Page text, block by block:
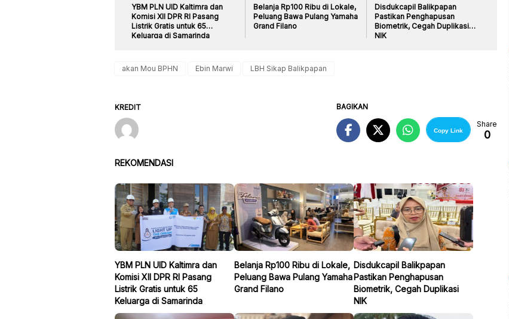
YBM PLN UID Kaltimra dan
Komisi XII DPR RI Pasang
Listrik Gratis untuk 65
Keluarga di Samarinda
Belanja Rp100 Ribu di Lokale,
Peluang Bawa Pulang Yamaha
Grand Filano
Disdukcapil Balikpapan
Pastikan Penghapusan
Biometrik, Cegah Duplikasi
NIK
akan Mou BPHN Ebin Marwi LBH Sikap Balikpapan
KREDIT BAGIKAN
Copy Link
Share
0
REKOMENDASI
YBM PLN UID Kaltimra dan
Komisi XII DPR RI Pasang
Listrik Gratis untuk 65
Keluarga di Samarinda
Belanja Rp100 Ribu di Lokale,
Peluang Bawa Pulang Yamaha
Grand Filano
Disdukcapil Balikpapan
Pastikan Penghapusan
Biometrik, Cegah Duplikasi
NIK